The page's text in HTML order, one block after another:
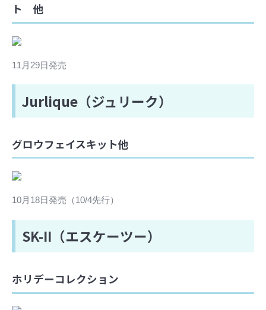
ト 他
11月29日発売
Jurlique（ジュリーク）
グロウフェイスキット他
10月18日発売（10/4先行）
SK-II（エスケーツー）
ホリデーコレクション